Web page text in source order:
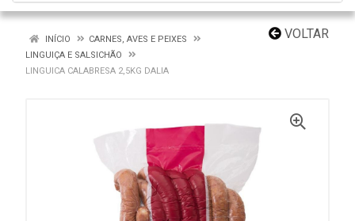
VOLTAR
INÍCIO
CARNES, AVES E PEIXES
LINGUIÇA E SALSICHÃO
LINGUICA CALABRESA 2,5KG DALIA